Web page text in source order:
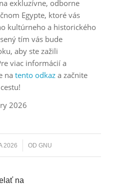
exkluzívne, odborne
Egypte, ktoré vás
kultúrneho a historického
tím vás bude
aby ste zažili
viac informácií a
na tento odkaza začnite
2026
2026 ODGNU
na